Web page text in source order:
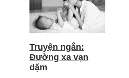
Truyện ngắn:
Đường xa vạn
dặm